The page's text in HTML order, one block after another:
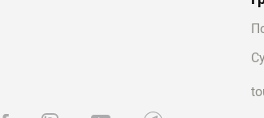
TOUS. Наприклад, вас може зацікавити
кафа, яку закріплюють